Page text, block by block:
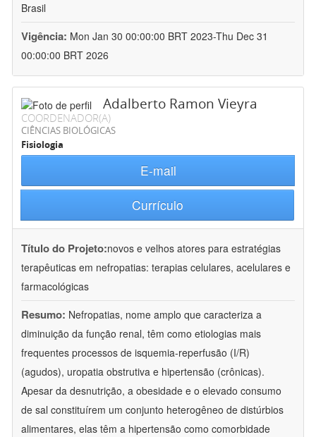
Brasil
Vigência: Mon Jan 30 00:00:00 BRT 2023-Thu Dec 31
00:00:00 BRT 2026
Adalberto Ramon Vieyra
COORDENADOR(A)
CIÊNCIAS BIOLÓGICAS
Fisiologia
E-mail
Currículo
Título do Projeto:novos e velhos atores para estratégias
terapêuticas em nefropatias: terapias celulares, acelulares e
farmacológicas
Resumo: Nefropatias, nome amplo que caracteriza a
diminuição da função renal, têm como etiologias mais
frequentes processos de isquemia-reperfusão (I/R)
(agudos), uropatia obstrutiva e hipertensão (crônicas).
Apesar da desnutrição, a obesidade e o elevado consumo
de sal constituírem um conjunto heterogêneo de distúrbios
alimentares, elas têm a hipertensão como comorbidade